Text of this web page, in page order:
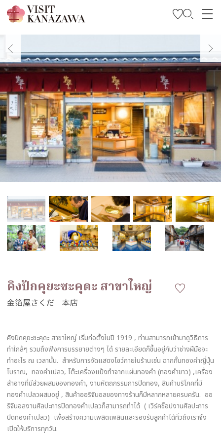
บทความพิเศษ
สถานที่ท่องเที่ยว
วางแผนการท่องเที่ยวของคุณ
Travel Trade and Media
Languages
คิงปักคุยะซะคุดะ สาขาใหญ่
คิงปักคุยะซะคุดะ สาขาใหญ่ เริ่มก่อตั้งในปี 1919 , ท่านสามารถเข้ามาดูวิธีการ
ทำใกล้ๆ รวมถึงฟังการบรรยายต่างๆ ได้ รายละเอียดก็ขึ้นอยู่กับว่าช่างฝีมือจะ
ทำอะไร ณ เวลานั้น. สำหรับการจัดแสดงโชว์ภายในร้านเช่น ฉากกั้นทองคำญี่ปุ่น
โบราณ, ทองคำเปลว, โต๊ะเครื่องแป้งทำจากแผ่นทองคำ (ทองคำขาว) ,เครื่อง
สำอางที่มีส่วยผสมของทองคำ, งานหัตถกรรมการปิดทอง, สินค้าบริโภคที่มี
ทองคำเปลวผสมอยู่ , สินค้าออริจินอลของทางร้านก็มีหลากหลายครบครัน. ออ
ริจินอลงานศิลปะการปิดทองคำเปลวก็สามารถทำได้ ( เวิร์คช็อปงานศิลปะการ
ปิดทองคำเปลว) เพื่อสร้างความเพลิดเพลินและรองรับลูกค้าได้ทั่วถึงเราจึง
เปิดให้บริการทุกวัน.